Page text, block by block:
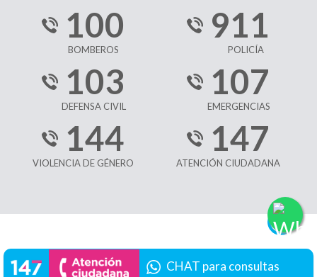
100
BOMBEROS
911
POLICÍA
103
DEFENSA CIVIL
107
EMERGENCIAS
144
VIOLENCIA DE GÉNERO
147
ATENCIÓN CIUDADANA
CHAT para consultas